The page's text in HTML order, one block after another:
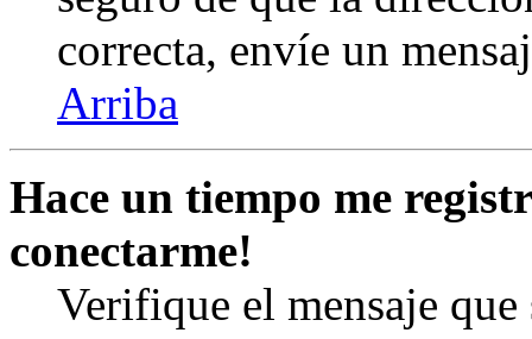
correcta, envíe un
Arriba
Hace un tiempo me
conectarme!
Verifique el mensaje